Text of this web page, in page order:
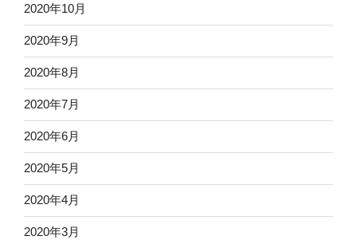
2020年10月
2020年9月
2020年8月
2020年7月
2020年6月
2020年5月
2020年4月
2020年3月